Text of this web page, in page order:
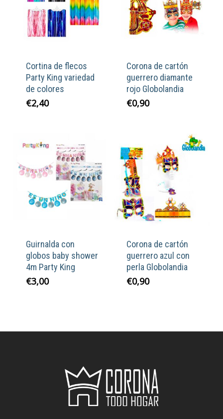
Cortina de flecos
Party King variedad
de colores
€2,40
Corona de cartón
guerrero diamante
rojo Globolandia
€0,90
Guirnalda con
globos baby shower
4m Party King
€3,00
Corona de cartón
guerrero azul con
perla Globolandia
€0,90